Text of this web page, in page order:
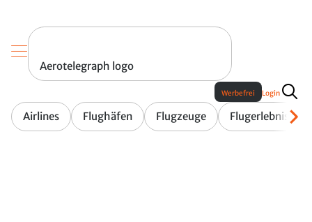
Aerotelegraph logo
Airlines Flughäfen Flugzeuge Flugerlebnis
Werbefrei Login